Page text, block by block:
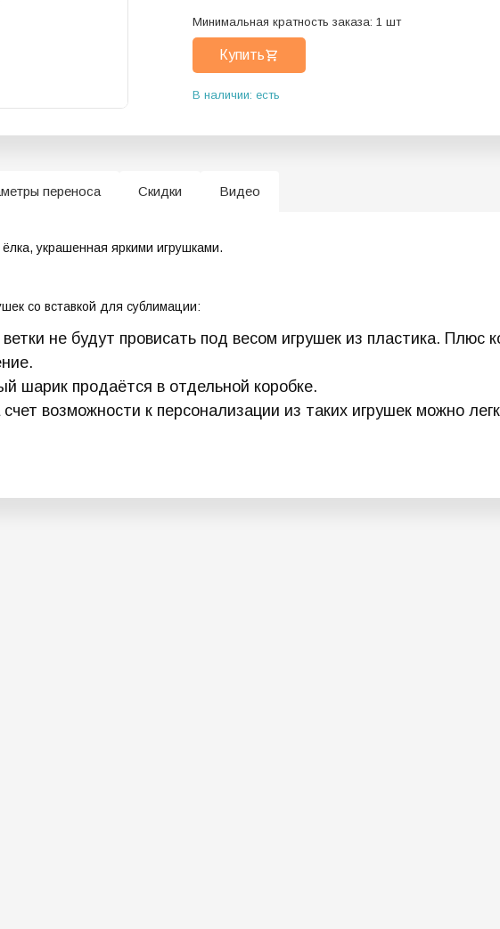
Минимальная кратность заказа: 1 шт
Купить
В наличии: есть
переноса Скидки Видео
украшенная яркими игрушками.
со вставкой для сублимации:
не будут провисать под весом игрушек из пластика. Плюс
шарик продаётся в отдельной коробке.
возможности к персонализации из таких игрушек можно